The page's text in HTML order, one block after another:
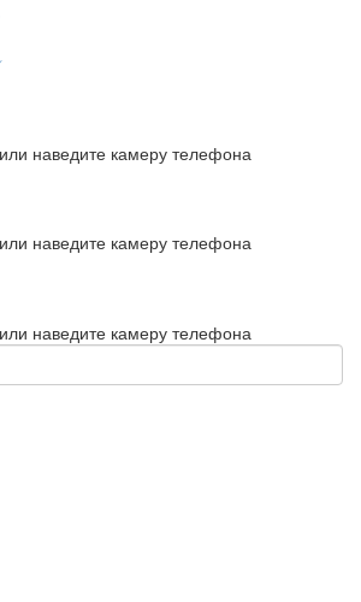
наведите камеру телефона
наведите камеру телефона
наведите камеру телефона